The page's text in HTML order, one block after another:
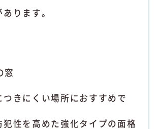
ります。
窓
つきにくい場所におすすめで
犯性を高めた強化タイプの面格